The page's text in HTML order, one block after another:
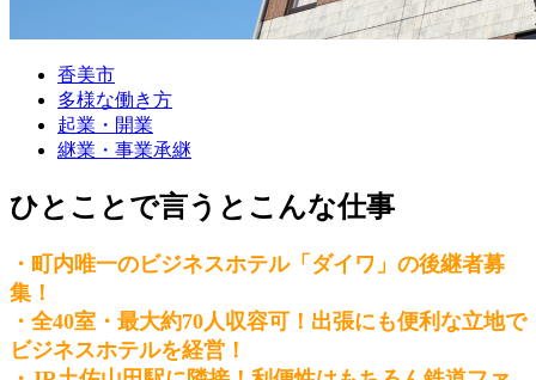
香美市
多様な働き方
起業・開業
継業・事業承継
ひとことで言うとこんな仕事
・町内唯一のビジネスホテル「ダイワ」の後継者募
集！
・全40室・最大約70人収容可！出張にも便利な立地で
ビジネスホテルを経営！